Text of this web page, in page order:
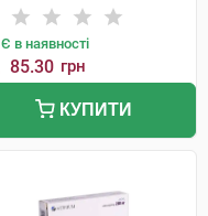
Є в наявності
85.30 грн
КУПИТИ